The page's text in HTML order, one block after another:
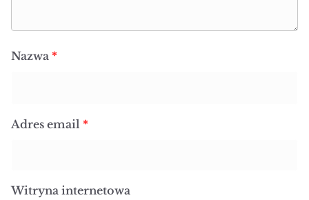
Nazwa *
Adres email *
Witryna internetowa